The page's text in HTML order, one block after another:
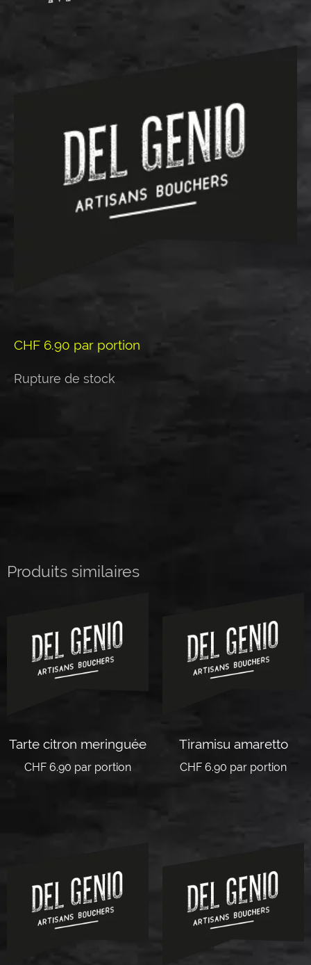
CHF 6.90 par portion
Rupture de stock
Produits similaires
Tarte citron meringuée
CHF 6.90 par portion
Tiramisu amaretto
CHF 6.90 par portion